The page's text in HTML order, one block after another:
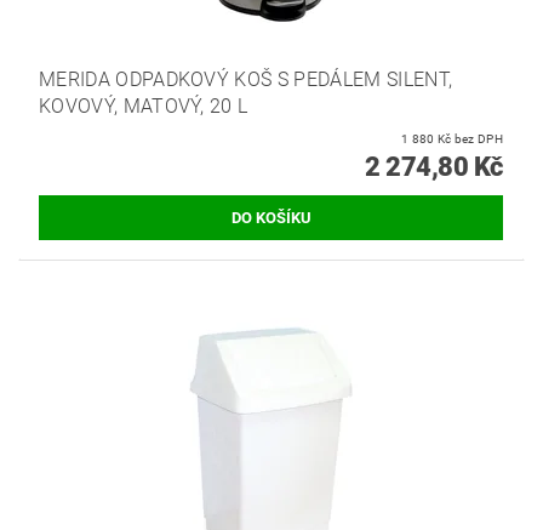
MERIDA ODPADKOVÝ KOŠ S PEDÁLEM SILENT,
KOVOVÝ, MATOVÝ, 20 L
1 880 Kč bez DPH
2 274,80 Kč